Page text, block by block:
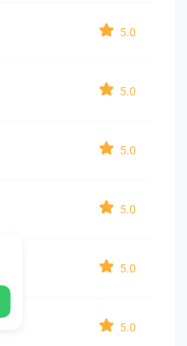
5.0
5.0
5.0
5.0
5.0
5.0